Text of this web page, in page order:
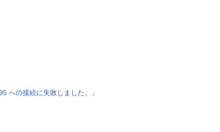
への接続に失敗しました。」